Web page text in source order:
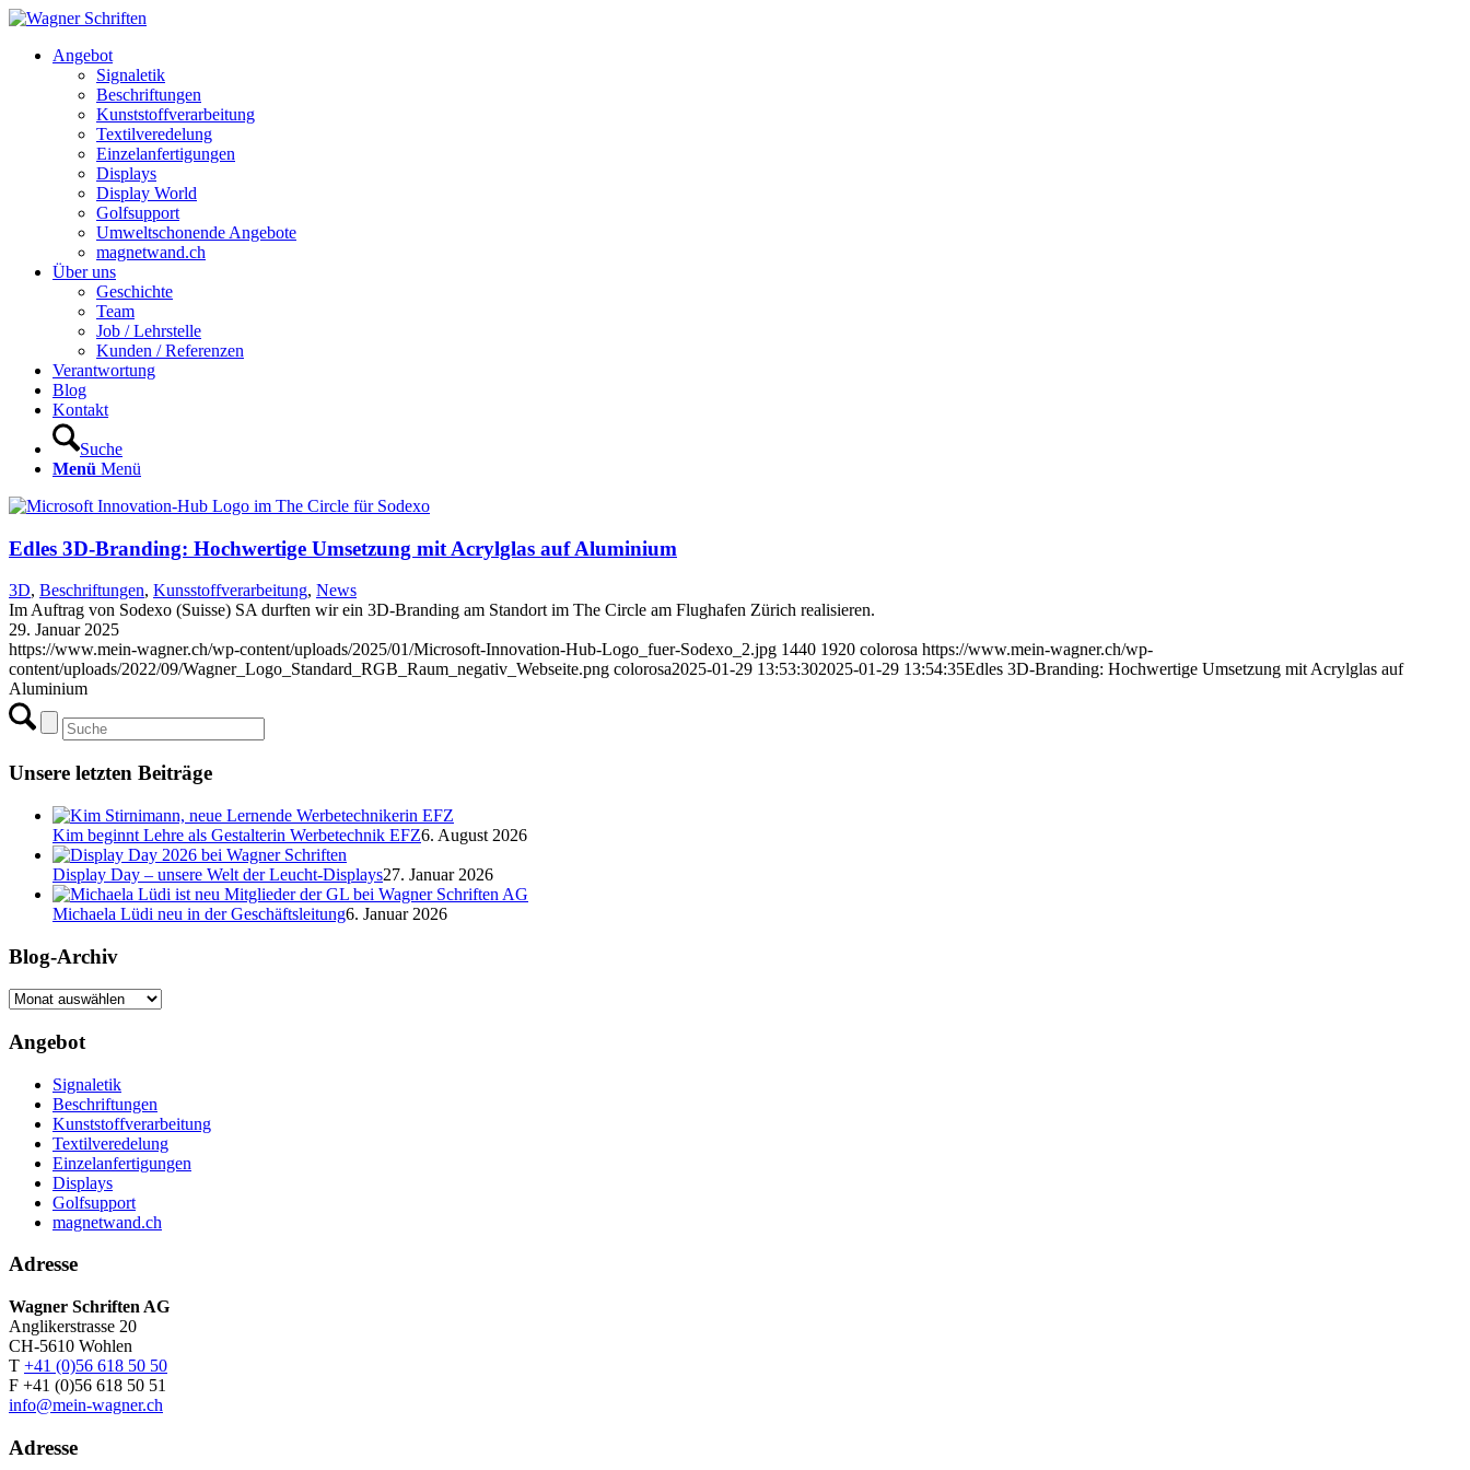
Hauptnavigation
Angebot
Signaletik
Beschriftungen
Kunststoffverarbeitung
Textilveredelung
Einzelanfertigungen
Displays
Display World
Golfsupport
Umweltschonende Angebote
magnetwand.ch
Über uns
Geschichte
Team
Job / Lehrstelle
Kunden / Referenzen
Verantwortung
Blog
Kontakt
Suche
Menü Menü
Edles 3D-Branding: Hochwertige Umsetzung mit Acrylglas auf Aluminium
3D, Beschriftungen, Kunsstoffverarbeitung, News
Im Auftrag von Sodexo (Suisse) SA durften wir ein 3D-Branding am Standort im The Circle am Flughafen Zürich realisieren.
29. Januar 2025
https://www.mein-wagner.ch/wp-content/uploads/2025/01/Microsoft-Innovation-Hub-Logo_fuer-Sodexo_2.jpg 1440 1920 colorosa https://www.mein-wagner.ch/wp-
content/uploads/2022/09/Wagner_Logo_Standard_RGB_Raum_negativ_Webseite.png colorosa2025-01-29 13:53:302025-01-29 13:54:35Edles 3D-Branding: Hochwertige Umsetzung mit Acrylglas auf
Aluminium
Unsere letzten Beiträge
Kim beginnt Lehre als Gestalterin Werbetechnik EFZ6. August 2026
Display Day – unsere Welt der Leucht-Displays27. Januar 2026
Michaela Lüdi neu in der Geschäftsleitung6. Januar 2026
Blog-Archiv
Blog-
Angebot
Signaletik
Beschriftungen
Kunststoffverarbeitung
Textilveredelung
Einzelanfertigungen
Displays
Golfsupport
magnetwand.ch
Adresse
Wagner Schriften AG
Anglikerstrasse 20
CH-5610 Wohlen
T +41 (0)56 618 50 50
F +41 (0)56 618 50 51
info@mein-wagner.ch
Adresse